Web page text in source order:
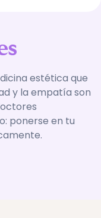
estética que
y la empatía son
ponerse en tu